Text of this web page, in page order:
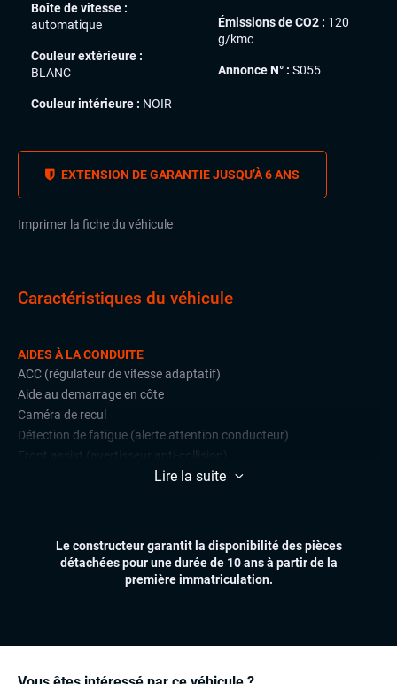
Boîte de vitesse :
automatique
Couleur extérieure :
BLANC
Couleur intérieure : NOIR
Émissions de CO2 : 120
g/kmc
Annonce N° : S055
EXTENSION DE GARANTIE JUSQU’À 6 ANS
Imprimer la fiche du véhicule
Caractéristiques du véhicule
AIDES À LA CONDUITE
ACC (régulateur de vitesse adaptatif)
Aide au demarrage en côte
Caméra de recul
Détection de fatigue (alerte attention conducteur)
Climatisation automatique multizones
Essuie-glaces automatiques
Lire la suite
Le constructeur garantit la disponibilité des pièces
détachées pour une durée de 10 ans à partir de la
première immatriculation.